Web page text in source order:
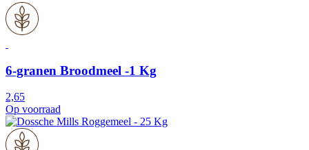
6-granen Broodmeel -1 Kg
2,65
Op voorraad